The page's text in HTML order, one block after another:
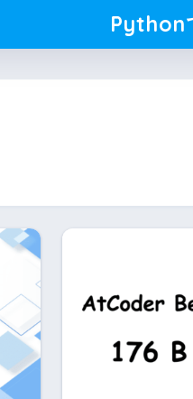
Python